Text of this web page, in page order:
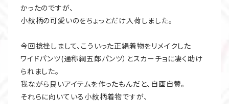
かったのですが、
小紋柄の可愛いのをちょっとだけ入荷しました。
今回捻挫しまして、こういった正絹着物をリメイクした
ワイドパンツ(通称綱五郎パンツ）とスカーチョに凄く助け
られました。
我ながら良いアイテムを作ったもんだと、自画自賛。
それらに向いている小紋柄着物ですが、